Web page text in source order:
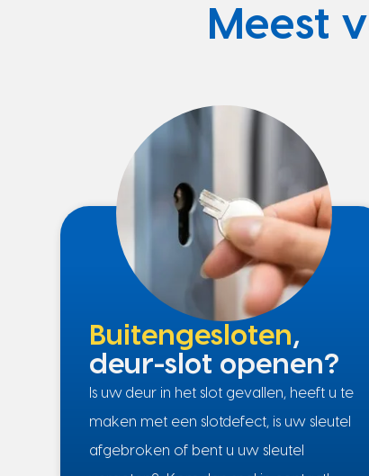
Meest
Buitengesloten,
deur-slot openen?
Is uw deur in het slot gevallen, heeft u te
maken met een slotdefect, is uw sleutel
afgebroken of bent u uw sleutel